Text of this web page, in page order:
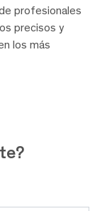
profesionales
precisos y
los más